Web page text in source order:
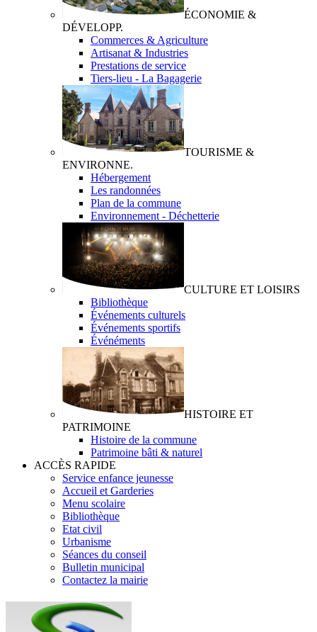
ÉCONOMIE &
DÉVELOPP.
Commerces & Agriculture
Artisanat & Industries
Prestations de service
Tiers-lieu - La Bagagerie
TOURISME &
ENVIRONNE.
Hébergement
Les randonnées
Plan de la commune
Environnement - Déchetterie
CULTURE ET LOISIRS
Bibliothèque
Événements culturels
Événements sportifs
Événéments
HISTOIRE ET
PATRIMOINE
Histoire de la commune
Patrimoine bâti & naturel
ACCÈS RAPIDE
Service enfance jeunesse
Accueil et Garderies
Menu scolaire
Bibliothèque
Etat civil
Urbanisme
Séances du conseil
Bulletin municipal
Contactez la mairie